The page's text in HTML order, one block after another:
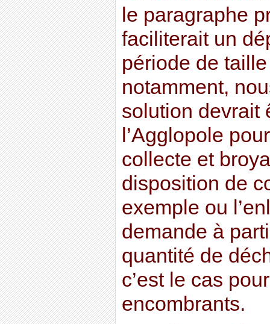
le paragraphe
faciliterait un
période de
notamment,
solution devrait
l’Agglopole
collecte et
disposition de
exemple ou
demande à
quantité de
c’est le cas
encombrants.